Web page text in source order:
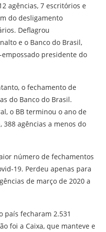
agências, 7 escritórios e
do desligamento
Deflagrou
e o Banco do Brasil,
presidente do
o fechamento de
do Banco do Brasil.
o BB terminou o ano de
388 agências a menos do
número de fechamentos
19. Perdeu apenas para
de março de 2020 a
país fecharam 2.531
foi a Caixa, que manteve e